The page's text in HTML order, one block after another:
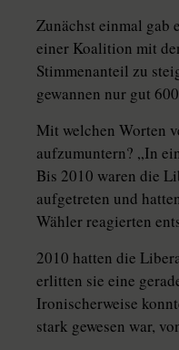
Zunächst einmal gab
einer Koalition mit
Stimmenanteil zu
gewannen nur gut
Mit welchen Worten
aufzumuntern? „In
Bis 2010 waren die
aufgetreten und
Wähler reagierten
2010 hatten die
erlitten sie eine
Ironischerweise
stark gewesen war,